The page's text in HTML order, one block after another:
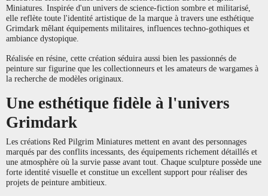
Miniatures. Inspirée d'un univers de science-fiction sombre et militarisé,
elle reflète toute l'identité artistique de la marque à travers une esthétique
Grimdark mêlant équipements militaires, influences techno-gothiques et
ambiance dystopique.
Réalisée en résine, cette création séduira aussi bien les passionnés de
peinture sur figurine que les collectionneurs et les amateurs de wargames à
la recherche de modèles originaux.
Une esthétique fidèle à l'univers
Grimdark
Les créations Red Pilgrim Miniatures mettent en avant des personnages
marqués par des conflits incessants, des équipements richement détaillés et
une atmosphère où la survie passe avant tout. Chaque sculpture possède une
forte identité visuelle et constitue un excellent support pour réaliser des
projets de peinture ambitieux.